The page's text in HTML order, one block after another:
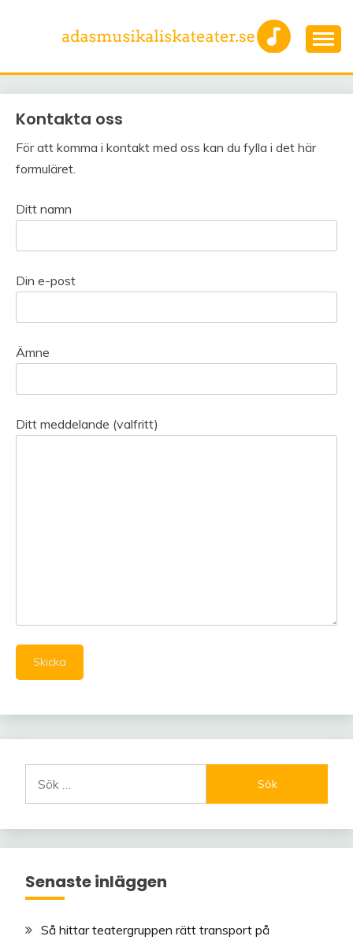
Kontakta oss
För att komma i kontakt med oss kan du fylla i det här
formuläret.
Ditt namn
Din e-post
Ämne
Ditt meddelande (valfritt)
efter:
Senaste inläggen
Så hittar teatergruppen rätt transport på